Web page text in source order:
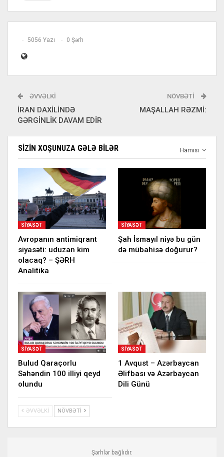
5056 Yazı 0 Şərh
ƏVVƏLKI
İRAN DAXİLİNDƏ
GƏRGİNLİK DAVAM EDİR
NÖVBƏTI
MAŞALLAH RƏZMİ:
Hamısı
SIZIN XOŞUNUZA GƏLƏ BILƏR
SIYASƏT
Avropanın antimiqrant
siyasəti: uduzan kim
olacaq? – ŞƏRH
Analitika
SIYASƏT
Şah İsmayıl niyə bu gün
də mübahisə doğurur?
SIYASƏT
Bulud Qaraçorlu
Səhəndin 100 illiyi qeyd
olundu
SIYASƏT
1 Avqust – Azərbaycan
Əlifbası və Azərbaycan
Dili Günü
ƏVVƏLKI NÖVBƏTI
Şərhlər bağlıdır.